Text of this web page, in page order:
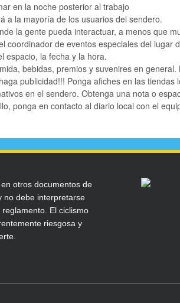
en la noche posterior al trabajo
a la mayoría de los usuarios del sendero.
la gente pueda interactuar, a menos que
coordinador de eventos especiales del lugar
espacio, la fecha y la hora.
bebidas, premios y suvenires en
publicidad!!! Ponga afiches en las
en el sendero. Obtenga una nota o
ponga en contacto al diario local con el
otros documentos de
no debe interpretarse
El ciclismo
riesgosa y